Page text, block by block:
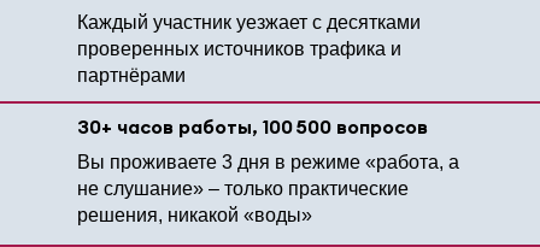
30+ часов работы, 100 500 вопросов
Каждый участник уезжает с десятками
проверенных источников трафика и
партнёрами
Вы проживаете 3 дня в режиме «работа, а
не слушание» – только практические
решения, никакой «воды»